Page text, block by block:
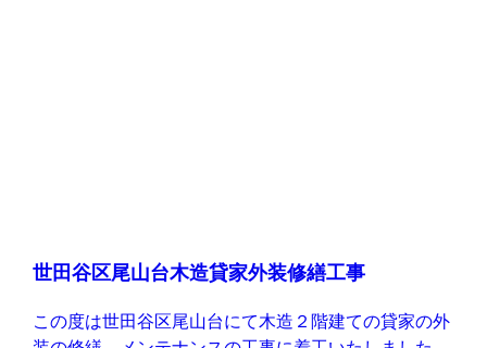
世田谷区尾山台木造貸家外装修繕工事
この度は世田谷区尾山台にて木造２階建ての貸家の外